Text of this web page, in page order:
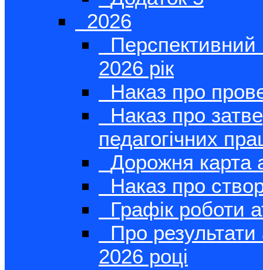
2026
Перспективний
2026 рік
Наказ про
Наказ про
педагогічних
Дорожня карта
Наказ про
Графік роботи
Про результати
2026 році